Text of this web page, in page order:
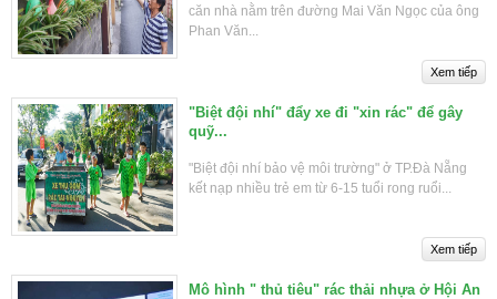
căn nhà nằm trên đường Mai Văn Ngọc của ông
Phan Văn...
"Biệt đội nhí" đẩy xe đi "xin rác" để gây
quỹ...
"Biệt đội nhí bảo vệ môi trường" ở TP.Đà Nẵng
kết nạp nhiều trẻ em từ 6-15 tuổi rong ruổi...
Mô hình " thủ tiêu" rác thải nhựa ở Hội An